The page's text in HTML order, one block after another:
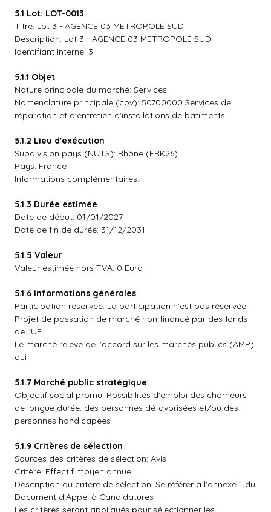
5.1 Lot: LOT-0013
Titre: Lot 3 - AGENCE 03 METROPOLE SUD
Description: Lot 3 - AGENCE 03 METROPOLE SUD
Identifiant interne: 3
5.1.1 Objet
Nature principale du marché: Services
Nomenclature principale (cpv): 50700000 Services de
réparation et d'entretien d'installations de bâtiments
5.1.2 Lieu d'exécution
Subdivision pays (NUTS): Rhône (FRK26)
Pays: France
Informations complémentaires:
5.1.3 Durée estimée
Date de début: 01/01/2027
Date de fin de durée: 31/12/2031
5.1.5 Valeur
Valeur estimée hors TVA: 0 Euro
5.1.6 Informations générales
Participation réservée: La participation n'est pas réservée.
Projet de passation de marché non financé par des fonds
de l'UE
Le marché relève de l'accord sur les marchés publics (AMP):
oui
5.1.7 Marché public stratégique
Objectif social promu: Possibilités d'emploi des chômeurs
de longue durée, des personnes défavorisées et/ou des
personnes handicapées
5.1.9 Critères de sélection
Sources des critères de sélection: Avis
Critère: Effectif moyen annuel
Description du critère de sélection: Se référer à l'annexe 1 du
Document d'Appel à Candidatures
Les critères seront appliqués pour sélectionner les